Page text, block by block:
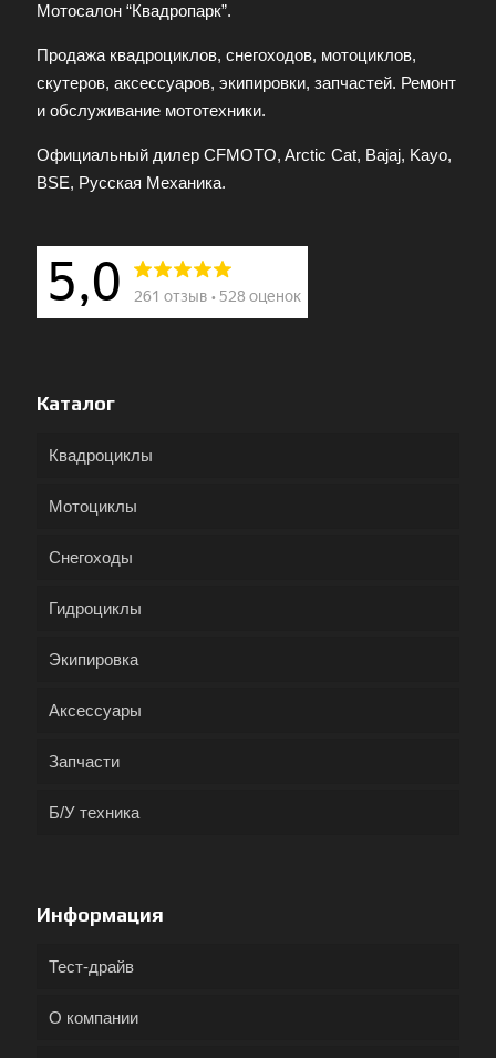
Мотосалон “Квадропарк”.
Продажа квадроциклов, снегоходов, мотоциклов,
скутеров, аксессуаров, экипировки, запчастей. Ремонт
и обслуживание мототехники.
Официальный дилер CFMOTO, Arctic Cat, Bajaj, Kayo,
BSE, Русская Механика.
Каталог
Квадроциклы
Мотоциклы
Снегоходы
Гидроциклы
Экипировка
Аксессуары
Запчасти
Б/У техника
Информация
Тест-драйв
О компании